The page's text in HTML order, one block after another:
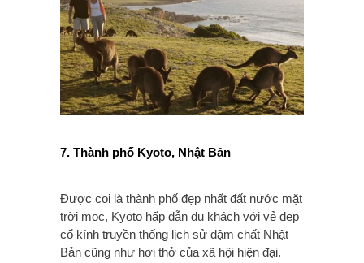
7. Thành phố Kyoto, Nhật Bản
Được coi là thành phố đẹp nhất đất nước mặt
trời mọc, Kyoto hấp dẫn du khách với vẻ đẹp
cổ kính truyền thống lịch sử đậm chất Nhật
Bản cũng như hơi thở của xã hội hiện đại.